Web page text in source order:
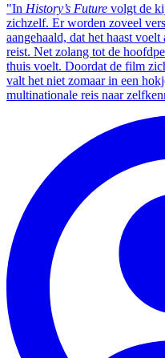
"In History’s Future volgt de
zichzelf. Er worden zoveel
aangehaald, dat het haast
reist. Net zolang tot de
thuis voelt. Doordat de film
valt het niet zomaar in een
multinationale reis naar